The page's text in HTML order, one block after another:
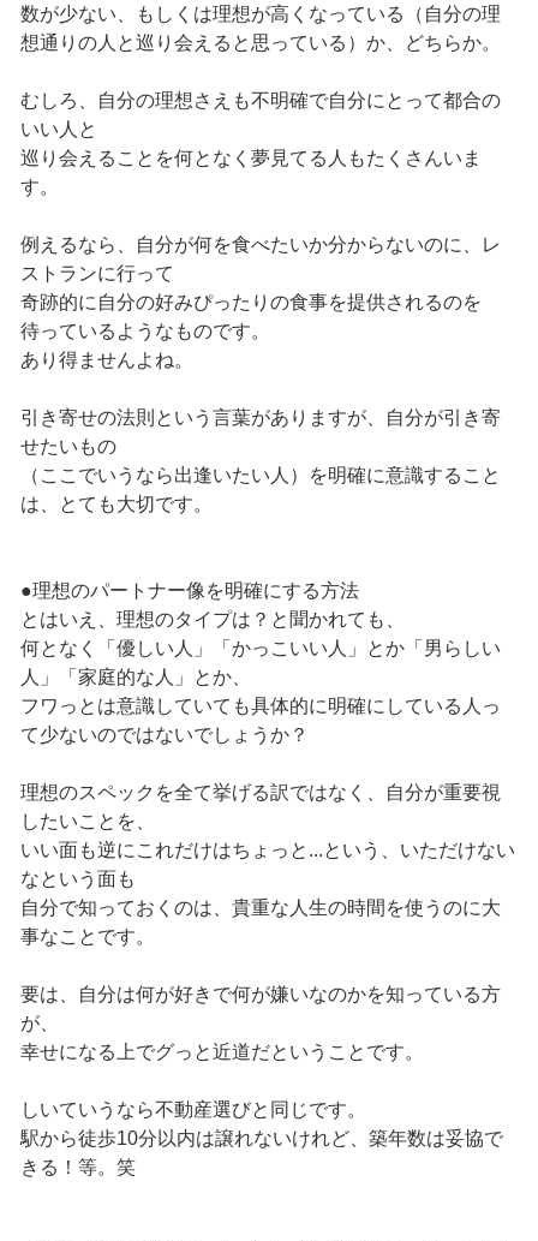
数が少ない、もしくは理想が高くなっている（自分の理
想通りの人と巡り会えると思っている）か、どちらか。
むしろ、自分の理想さえも不明確で自分にとって都合の
いい人と
巡り会えることを何となく夢見てる人もたくさんいま
す。
例えるなら、自分が何を食べたいか分からないのに、レ
ストランに行って
奇跡的に自分の好みぴったりの食事を提供されるのを
待っているようなものです。
あり得ませんよね。
引き寄せの法則という言葉がありますが、自分が引き寄
せたいもの
（ここでいうなら出逢いたい人）を明確に意識すること
は、とても大切です。
●理想のパートナー像を明確にする方法
とはいえ、理想のタイプは？と聞かれても、
何となく「優しい人」「かっこいい人」とか「男らしい
人」「家庭的な人」とか、
フワっとは意識していても具体的に明確にしている人っ
て少ないのではないでしょうか？
理想のスペックを全て挙げる訳ではなく、自分が重要視
したいことを、
いい面も逆にこれだけはちょっと...という、いただけない
なという面も
自分で知っておくのは、貴重な人生の時間を使うのに大
事なことです。
要は、自分は何が好きで何が嫌いなのかを知っている方
が、
幸せになる上でグっと近道だということです。
しいていうなら不動産選びと同じです。
駅から徒歩10分以内は譲れないけれど、築年数は妥協で
きる！等。笑